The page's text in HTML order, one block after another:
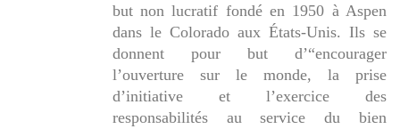
but non lucratif fondé en 1950 à Aspen
dans le Colorado aux États-Unis. Ils se
donnent pour but d’“encourager
l’ouverture sur le monde, la prise
d’initiative et l’exercice des
responsabilités au service du bien